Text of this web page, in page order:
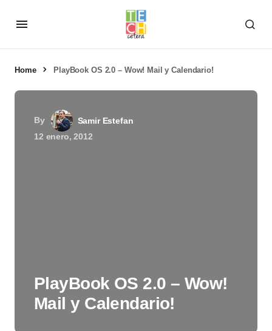
Home PlayBook OS 2.0 – Wow! Mail y Calendario!
By
Samir Estefan
12 enero, 2012
PlayBook OS 2.0 – Wow!
Mail y Calendario!